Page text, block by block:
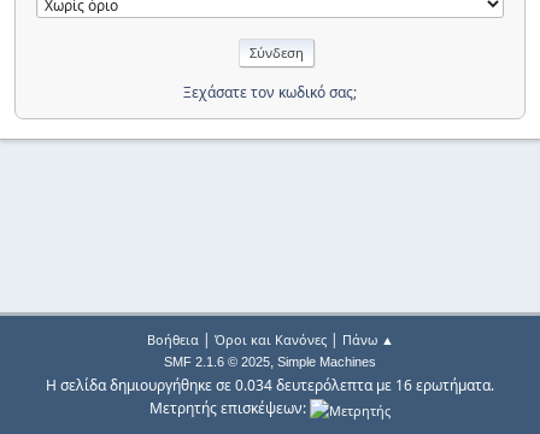
Ξεχάσατε τον κωδικό σας;
Βοήθεια| Όροι και Κανόνες| Πάνω ▲
SMF 2.1.6 © 2025, Simple Machines
Η σελίδα δημιουργήθηκε σε 0.034 δευτερόλεπτα με 16 ερωτήματα.
Μετρητής επισκέψεων: